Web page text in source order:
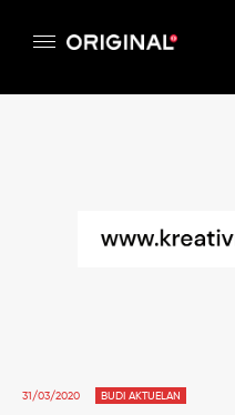
31/03/2020 BUDI AKTUELAN